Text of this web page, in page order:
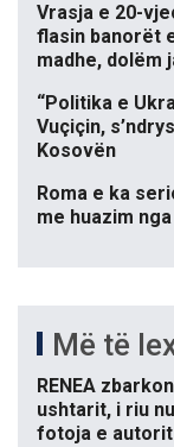
Vrasja e 20-
flasin banorët
madhe, dolëm
“Politika e
Vuçiçin,
Kosovën
Roma e ka
me huazim
Më të
RENEA
ushtarit, i riu
fotoja e autorit